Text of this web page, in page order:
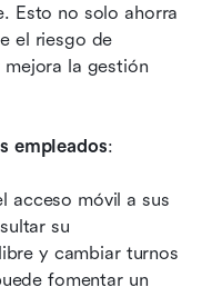
Esto no solo ahorra
el riesgo de
la gestión
empleados:
acceso móvil a sus
su
y cambiar turnos